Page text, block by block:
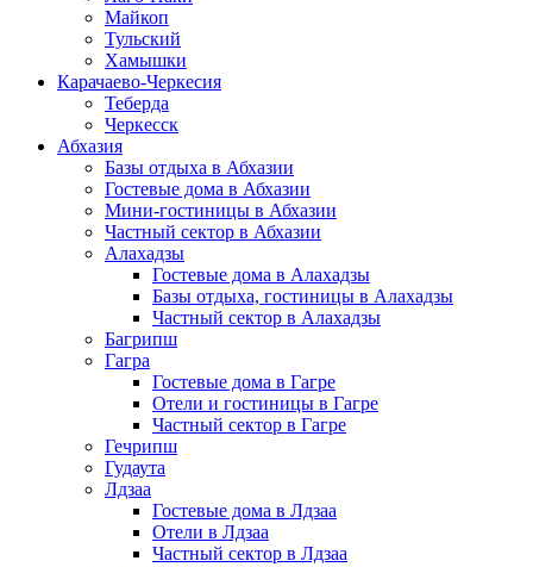
Майкоп
Тульский
Хамышки
Карачаево-Черкесия
Теберда
Черкесск
Абхазия
Базы отдыха в Абхазии
Гостевые дома в Абхазии
Мини-гостиницы в Абхазии
Частный сектор в Абхазии
Алахадзы
Гостевые дома в Алахадзы
Базы отдыха, гостиницы в Алахадзы
Частный сектор в Алахадзы
Багрипш
Гагра
Гостевые дома в Гагре
Отели и гостиницы в Гагре
Частный сектор в Гагре
Гечрипш
Гудаута
Лдзаа
Гостевые дома в Лдзаа
Отели в Лдзаа
Частный сектор в Лдзаа